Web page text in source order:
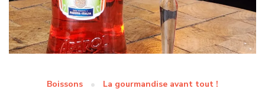
Boissons La gourmandise avant tout !